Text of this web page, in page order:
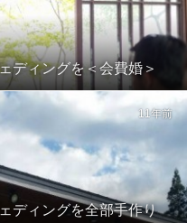
ディングを＜会費婚＞
ディングを全部手作り
11年前